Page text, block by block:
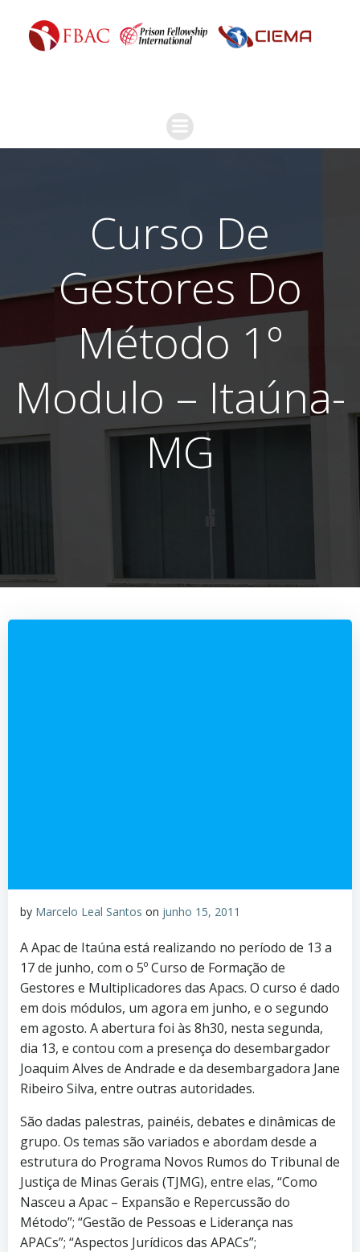
Curso De
Gestores Do
Método 1º
Modulo – Itaúna-
MG
by Marcelo Leal Santos on junho 15, 2011
A Apac de Itaúna está realizando no período de 13 a
17 de junho, com o 5º Curso de Formação de
Gestores e Multiplicadores das Apacs. O curso é dado
em dois módulos, um agora em junho, e o segundo
em agosto. A abertura foi às 8h30, nesta segunda,
dia 13, e contou com a presença do desembargador
Joaquim Alves de Andrade e da desembargadora Jane
Ribeiro Silva, entre outras autoridades.
São dadas palestras, painéis, debates e dinâmicas de
grupo. Os temas são variados e abordam desde a
estrutura do Programa Novos Rumos do Tribunal de
Justiça de Minas Gerais (TJMG), entre elas, “Como
Nasceu a Apac – Expansão e Repercussão do
Método”; “Gestão de Pessoas e Liderança nas
APACs”; “Aspectos Jurídicos das APACs”;